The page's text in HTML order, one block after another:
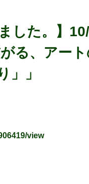
した。】10/
る、アー
」」
view